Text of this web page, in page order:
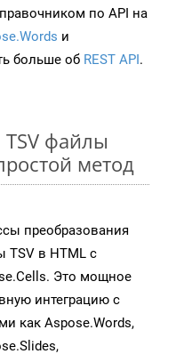
по API на
и
больше об REST API.
TSV файлы
метод
преобразования
TSV в HTML с
Это мощное
интеграцию с
как Aspose.Words,